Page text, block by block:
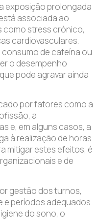
exposição prolongada
associada ao
como stress crónico,
cardiovasculares.
de cafeína ou
o desempenho
pode agravar ainda
por fatores como a
a
e, em alguns casos, a
à realização de horas
mitigar estes efeitos, é
e de
gestão dos turnos,
e períodos adequados
do sono, o